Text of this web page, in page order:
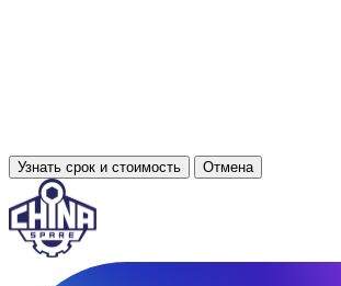
Узнать срок и стоимость Отмена